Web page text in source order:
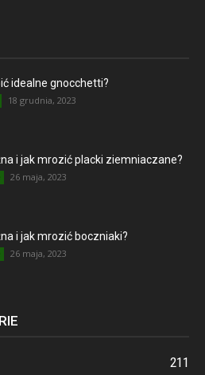
idealne gnocchetti?
18 grudnia, 2023
i jak mrozić placki ziemniaczane?
26 maja, 2023
i jak mrozić boczniaki?
26 maja, 2023
211